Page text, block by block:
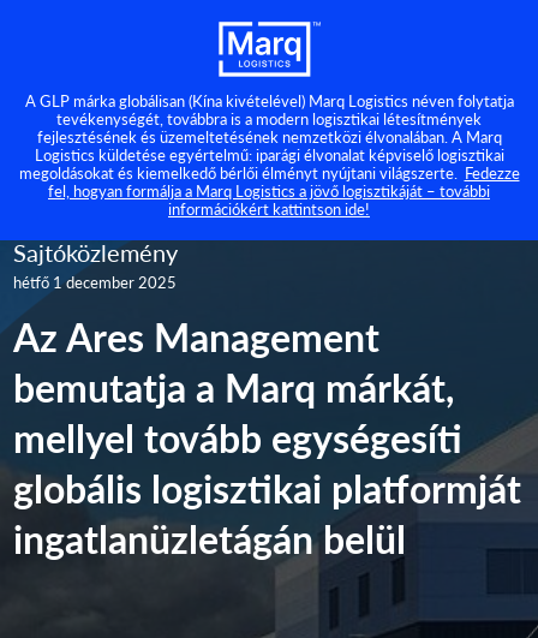
A GLP márka globálisan (Kína kivételével) Marq Logistics néven folytatja
tevékenységét, továbbra is a modern logisztikai létesítmények
fejlesztésének és üzemeltetésének nemzetközi élvonalában. A Marq
Logistics küldetése egyértelmű: iparági élvonalat képviselő logisztikai
megoldásokat és kiemelkedő bérlői élményt nyújtani világszerte. Fedezze
fel, hogyan formálja a Marq Logistics a jövő logisztikáját – további
információkért kattintson ide!
Sajtóközlemény
hétfő 1 december 2025
Az Ares Management
bemutatja a Marq márkát,
mellyel tovább egységesíti
globális logisztikai platformját
ingatlanüzletágán belül